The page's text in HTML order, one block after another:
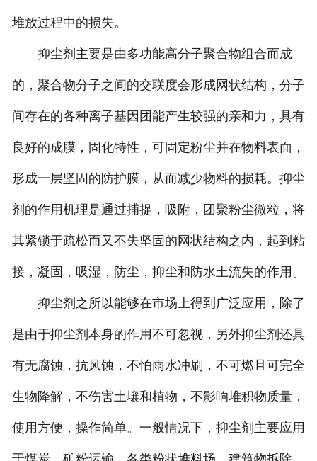
堆放过程中的损失。
抑尘剂主要是由多功能高分子聚合物组合而成
的，聚合物分子之间的交联度会形成网状结构，分子
间存在的各种离子基因团能产生较强的亲和力，具有
良好的成膜，固化特性，可固定粉尘并在物料表面，
形成一层坚固的防护膜，从而减少物料的损耗。抑尘
剂的作用机理是通过捕捉，吸附，团聚粉尘微粒，将
其紧锁于疏松而又不失坚固的网状结构之内，起到粘
接，凝固，吸湿，防尘，抑尘和防水土流失的作用。
抑尘剂之所以能够在市场上得到广泛应用，除了
是由于抑尘剂本身的作用不可忽视，另外抑尘剂还具
有无腐蚀，抗风蚀，不怕雨水冲刷，不可燃且可完全
生物降解，不伤害土壤和植物，不影响堆积物质量，
使用方便，操作简单。一般情况下，抑尘剂主要应用